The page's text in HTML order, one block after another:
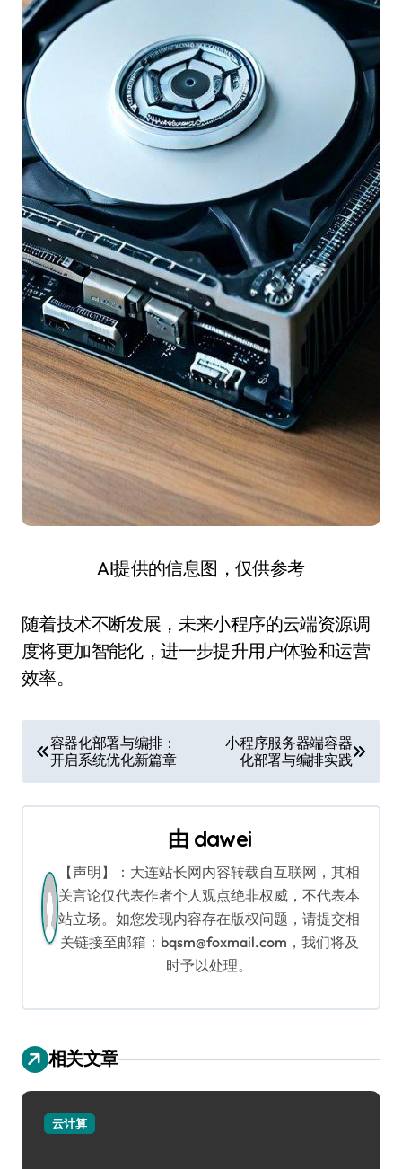
AI提供的信息图，仅供参考
随着技术不断发展，未来小程序的云端资源调
度将更加智能化，进一步提升用户体验和运营
效率。
文
章
导
容器化部署与编排：
开启系统优化新篇章
小程序服务器端容器
化部署与编排实践
由 dawei
【声明】：大连站长网内容转载自互联网，其相
关言论仅代表作者个人观点绝非权威，不代表本
站立场。如您发现内容存在版权问题，请提交相
关链接至邮箱：bqsm@foxmail.com，我们将及
时予以处理。
相关文章
云计算